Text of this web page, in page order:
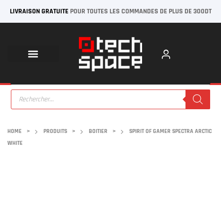
LIVRAISON GRATUITE POUR TOUTES LES COMMANDES DE PLUS DE 300DT
HOME > PRODUITS > BOITIER >
SPIRIT OF GAMER SPECTRA ARCTIC
WHITE